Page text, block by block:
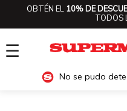
OBTÉN EL 10% DE
TODOS
☰
No se pudo